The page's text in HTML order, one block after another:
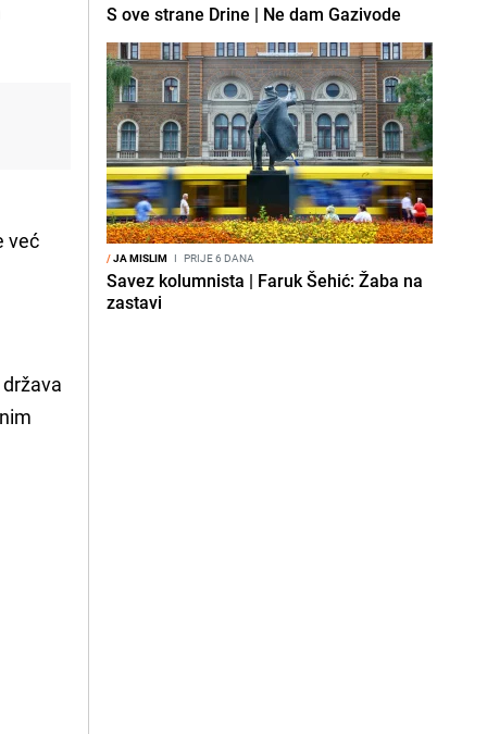
već
država
S ove strane Drine | Ne dam Gazivode
/JA MISLIM I PRIJE 6 DANA
Savez kolumnista | Faruk Šehić: Žaba na
zastavi